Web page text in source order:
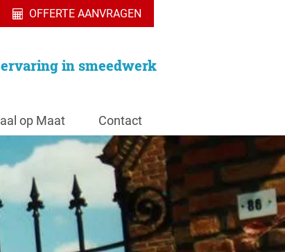
OFFERTE AANVRAGEN
in smeedwerk
op Maat Contact